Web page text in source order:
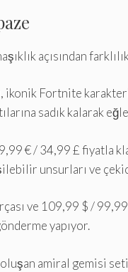
açısından
ikonik Fortnite
sadık kalarak
€ / 34,99 £ fiyatla
unsurları ve
ve 109,99 $ /
yapıyor.
amiral gemisi